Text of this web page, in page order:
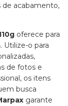
de acabamento,
oferece para
. Utilize-o para
de fotos e
os itens
busca
garante